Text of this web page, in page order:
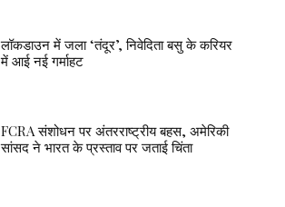
लॉकडाउन में जला ‘तंदूर’, निवेदिता बसु के करियर
में आई नई गर्माहट
FCRA संशोधन पर अंतरराष्ट्रीय बहस, अमेरिकी
सांसद ने भारत के प्रस्ताव पर जताई चिंता